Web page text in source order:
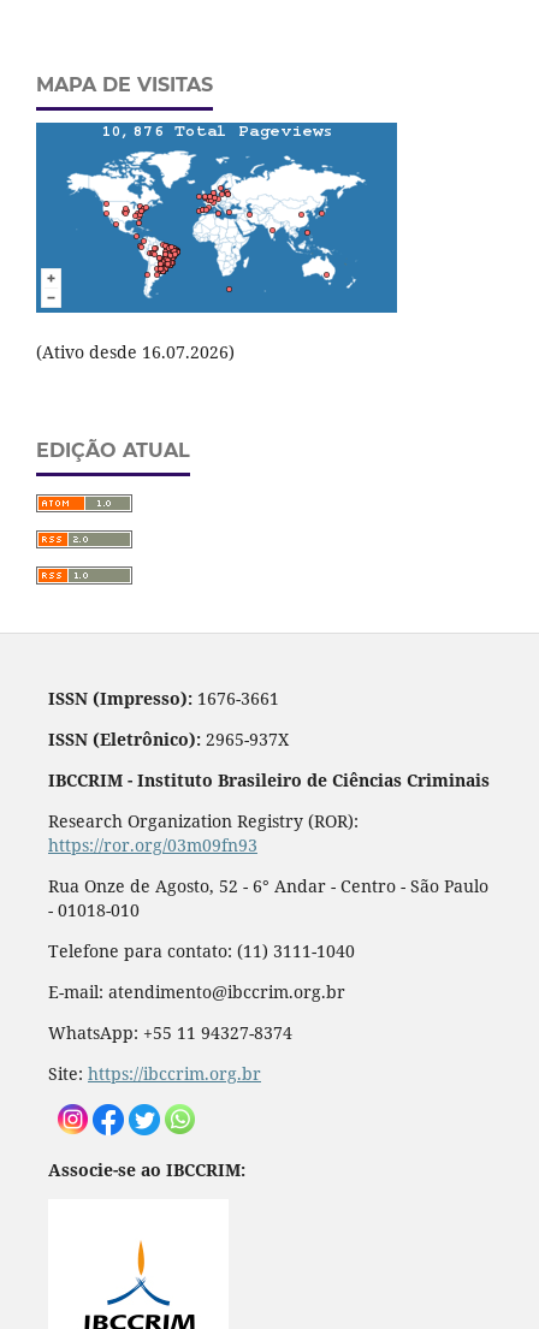
MAPA DE VISITAS
(Ativo desde 16.07.2026)
EDIÇÃO ATUAL
ISSN (Impresso):1676-3661
ISSN (Eletrônico):2965-937X
IBCCRIM - Instituto Brasileiro de Ciências Criminais
Research Organization Registry (ROR):
https://ror.org/03m09fn93
Rua Onze de Agosto, 52 - 6° Andar - Centro - São Paulo
- 01018-010
Telefone para contato: (11) 3111-1040
E-mail: atendimento@ibccrim.org.br
WhatsApp: +55 11 94327-8374
Site: https://ibccrim.org.br
Associe-se ao IBCCRIM: